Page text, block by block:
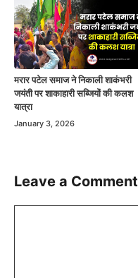
मरार पटेल समाज ने निकाली शाकंभरी
जयंती पर शाकाहारी सब्जियों की कलश
यात्रा
January 3, 2026
Leave a Comment